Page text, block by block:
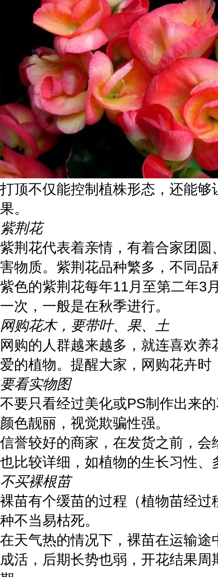
打顶不仅能控制植株形态，还能够
果。
紫荆花
紫荆花代表着亲情，有着合家团
害物质。紫荆花品种繁多，不同品
紫色的紫荆花每年11月至第二年3
一次，一般是在秋季进行。
网购花木，要带叶、果、土
网购的人群越来越多，就连喜欢
爱的植物。提醒大家，网购花卉
要看实物图
不要只看经过美化或PS制作出来
颜色靓丽，视觉欺骗性强。
信誉较好的商家，在发货之前，
也比较详细，如植物的生长习性
不买裸根苗
裸苗有个缓苗的过程（植物苗经
种不当易枯死。
在天气热的情况下，裸苗在运输
成活，后期长势也弱，开花结果